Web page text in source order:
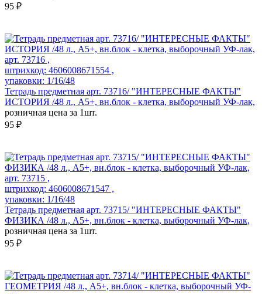
95 ₽
арт. 73716 ,
штрихкод: 4606008671554 ,
упаковки: 1/16/48
Тетрадь предметная арт. 73716/ "ИНТЕРЕСНЫЕ ФАКТЫ"
ИСТОРИЯ /48 л., А5+, вн.блок - клетка, выборочный УФ-лак,
розничная цена за 1шт.
95 ₽
арт. 73715 ,
штрихкод: 4606008671547 ,
упаковки: 1/16/48
Тетрадь предметная арт. 73715/ "ИНТЕРЕСНЫЕ ФАКТЫ"
ФИЗИКА /48 л., А5+, вн.блок - клетка, выборочный УФ-лак,
розничная цена за 1шт.
95 ₽